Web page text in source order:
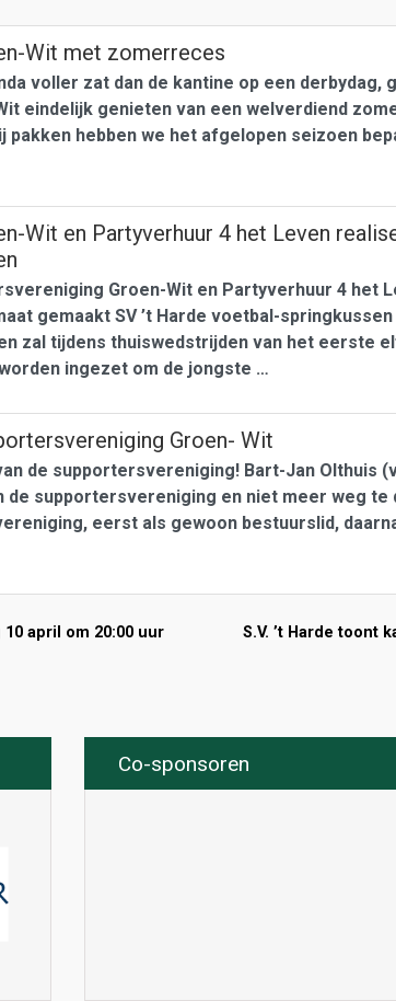
Wit met zomerreces
voller zat dan de kantine op een derbydag,
eindelijk genieten van een welverdiend
pakken hebben we het afgelopen seizoen
Wit en Partyverhuur 4 het Leven
Groen-Wit en Partyverhuur 4 het
gemaakt SV ’t Harde voetbal-
zal tijdens thuiswedstrijden van het eerste
ingezet om de jongste …
Groen- Wit
de supportersvereniging! Bart-Jan Olthuis
supportersvereniging en niet meer weg te
eerst als gewoon bestuurslid,
10 april om 20:00 uur
S.V. ’t Harde toont
Co-sponsoren